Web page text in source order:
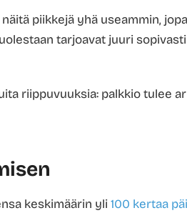
piikkejä yhä useammin,
tarjoavat juuri
riippuvuuksia: palkkio tulee
keskimäärin yli100 kertaa